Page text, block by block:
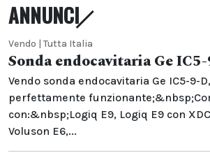
ANNUNCI
Vendo | Tutta Italia
Sonda endocavitaria Ge
Vendo sonda endocavitaria Ge IC5-9-
perfettamente
con:&nbsp;Logiq E9, Logiq E9 con
Voluson E6,...